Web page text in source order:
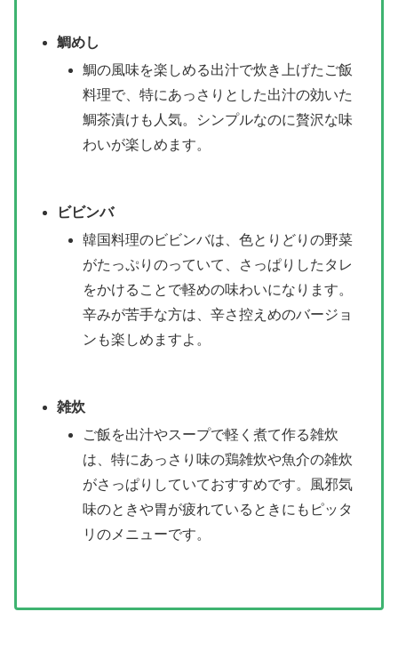
鯛めし
鯛の風味を楽しめる出汁で炊き上げたご飯
料理で、特にあっさりとした出汁の効いた
鯛茶漬けも人気。シンプルなのに贅沢な味
わいが楽しめます。
ビビンバ
韓国料理のビビンバは、色とりどりの野菜
がたっぷりのっていて、さっぱりしたタレ
をかけることで軽めの味わいになります。
辛みが苦手な方は、辛さ控えめのバージョ
ンも楽しめますよ。
雑炊
ご飯を出汁やスープで軽く煮て作る雑炊
は、特にあっさり味の鶏雑炊や魚介の雑炊
がさっぱりしていておすすめです。風邪気
味のときや胃が疲れているときにもピッタ
リのメニューです。